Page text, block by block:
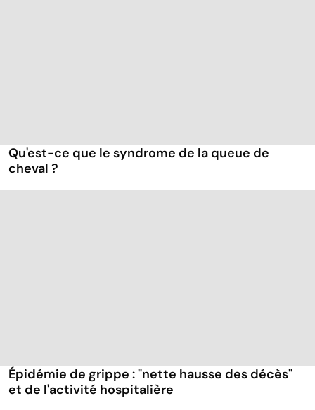
Qu'est-ce que le syndrome de la queue de
cheval ?
Épidémie de grippe : "nette hausse des décès"
et de l'activité hospitalière